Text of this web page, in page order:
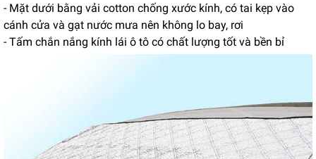
- Mặt dưới bằng vải cotton chống xước kính, có tai kẹp vào
cánh cửa và gạt nước mưa nên không lo bay, rơi
- Tấm chắn nắng kính lái ô tô có chất lượng tốt và bền bỉ